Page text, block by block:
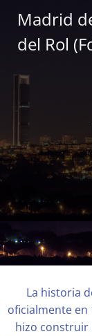
Madrid
del Rol
La historia
oficialmente en
hizo construir